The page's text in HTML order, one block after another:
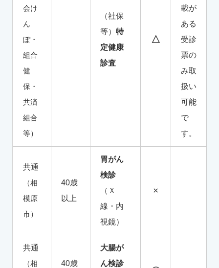
会け
ん
ぽ・
組合
健
保・
共済
組合
等）
（社保
等） 特
定健康
診査
△
載が
ある
受診
票の
み取
扱い
可能
で
す。
共通
（相
模原
市）
40歳
以上
胃がん
検診
（Ｘ
線・内
視鏡）
×
共通
（相
40歳
大腸が
ん検診